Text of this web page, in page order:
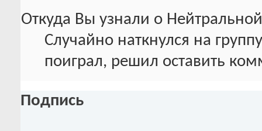
Откуда Вы узнали о
Случайно наткнулся на
поиграл, решил оставить
Подпись